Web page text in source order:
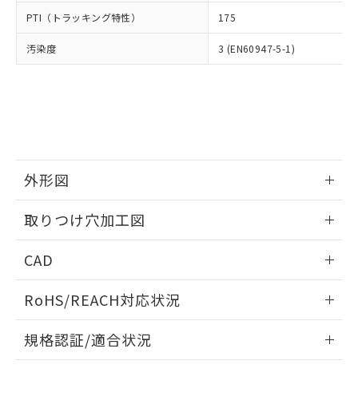
PTI（トラッキング特性） 175
汚染度 3 (EN60947-5-1)
外形図
取りつけ穴加工図
CAD
ドすることができます。
ログイン/会員登録
RoHS/REACH対応状況
EU RoHS 注意事項・凡例
規格認証/適合状況
※当社の共同利用者とは、"個人情報
の「1.共同利
用者の範囲」に記載されている法人を
EU RoHS指令（10物質）の非含有証明書
51物質の非含有証明書（当社基準）
※本証明書は発行日時点で非含有を証明す
るもので、過去に遡って非含有を証明する
していることから、特段のことがない限
り、2022年1月12日より割愛しておりま
す。